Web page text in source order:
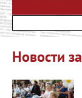
Новости за